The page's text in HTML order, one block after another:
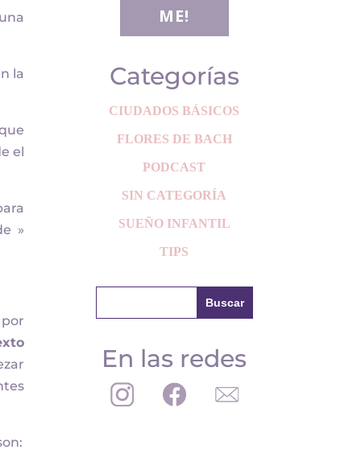
la
el
»
ME!
Categorías
CIUDADOS BÁSICOS
FLORES DE BACH
PODCAST
SIN CATEGORÍA
SUEÑO INFANTIL
TIPS
En las redes